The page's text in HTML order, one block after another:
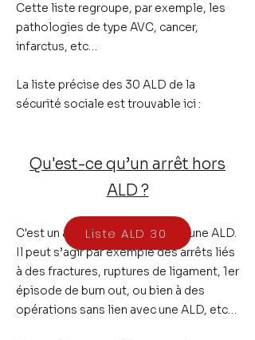
Cette liste regroupe, par exemple, les
pathologies de type AVC, cancer,
infarctus, etc…
La liste précise des 30 ALD de la
sécurité sociale est trouvable ici :
Qu'est-ce qu’un arrêt hors
ALD ?
C'est un arrêt qui n’est pas lié à une ALD.
Il peut s’agir par exemple des arrêts liés
à des fractures, ruptures de ligament, 1er
épisode de burn out, ou bien à des
opérations sans lien avec une ALD, etc…
Liste ALD 30